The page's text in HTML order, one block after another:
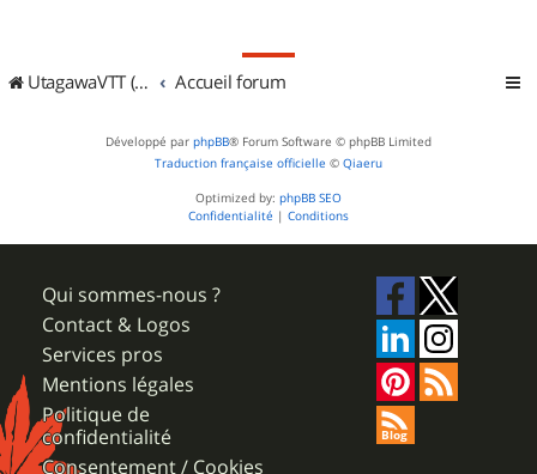
UtagawaVTT (Randos VTT et VTTAE avec traces GPS) Accueil forum
Développé par phpBB® Forum Software © phpBB Limited
Traduction française officielle © Qiaeru
Optimized by: phpBB SEO
Confidentialité | Conditions
Qui sommes-nous ?
Contact & Logos
Services pros
Mentions légales
Politique de
confidentialité
Consentement / Cookies